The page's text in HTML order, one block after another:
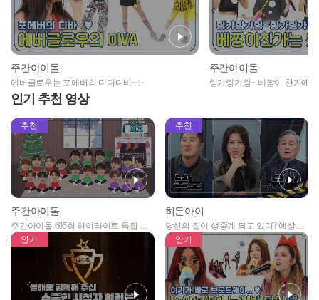
주간아이돌
에버글로우는 포에버의 디디디바~✨
주간아이돌
링가링가링~ 베짱이 찬가에
인기 추천 영상
추천
주간아이돌
주간아이돌 695회 하이라이트 특집 남
자아이돌편 예고
추천
히든아이
당신의 집이 생중계 되고 있다? 예상치
못한 곳에서 일어나는 불법촬영 범죄!
인기 인기